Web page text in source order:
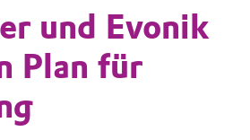
und Evonik
Plan für